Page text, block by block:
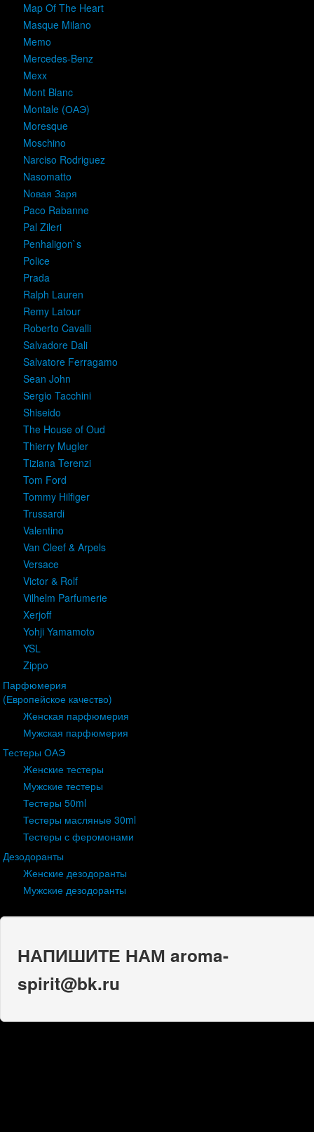
Map Of The Heart
Masque Milano
Memo
Mercedes-Benz
Mexx
Mont Blanc
Montale (ОАЭ)
Moresque
Moschino
Narciso Rodriguez
Nasomatto
Nовая Заря
Paco Rabanne
Pal Zileri
Penhaligon`s
Police
Prada
Ralph Lauren
Remy Latour
Roberto Cavalli
Salvadore Dali
Salvatore Ferragamo
Sean John
Sergio Tacchini
Shiseido
The House of Oud
Thierry Mugler
Tiziana Terenzi
Tom Ford
Tommy Hilfiger
Trussardi
Valentino
Van Cleef & Arpels
Versace
Victor & Rolf
Vilhelm Parfumerie
Xerjoff
Yohji Yamamoto
YSL
Zippo
Парфюмерия
(Европейское качество)
Женская парфюмерия
Мужская парфюмерия
Тестеры ОАЭ
Женские тестеры
Мужские тестеры
Тестеры 50ml
Тестеры масляные 30ml
Тестеры с феромонами
Дезодоранты
Женские дезодоранты
Мужские дезодоранты
НАПИШИТЕ НАМ aroma-
spirit@bk.ru